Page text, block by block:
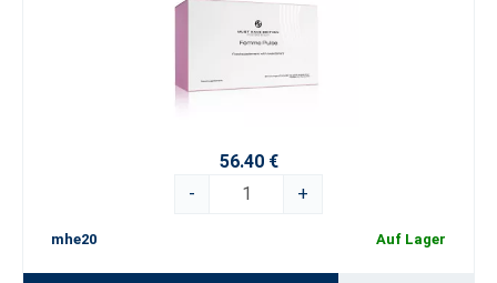
56.40 €
-
+
mhe20 Auf Lager